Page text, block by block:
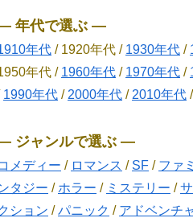
年代で選ぶ ―
年代 / 1920年代 / 1930年代 /
年代 / 1960年代 / 1970年代 /
1990年代 / 2000年代 / 2010年代 /
ジャンルで選ぶ ―
メディー / ロマンス / SF / ファ
タジー / ホラー / ミステリー /
ション /パニック / アドベンチ